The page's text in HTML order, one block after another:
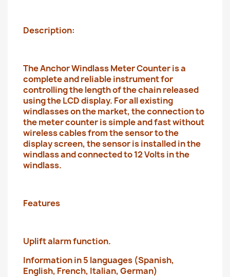
Description:
The Anchor Windlass Meter Counter is a
complete and reliable instrument for
controlling the length of the chain released
using the LCD display. For all existing
windlasses on the market, the connection to
the meter counter is simple and fast without
wireless cables from the sensor to the
display screen, the sensor is installed in the
windlass and connected to 12 Volts in the
windlass.
Features
Uplift alarm function.
Information in 5 languages ​​(Spanish,
English, French, Italian, German)